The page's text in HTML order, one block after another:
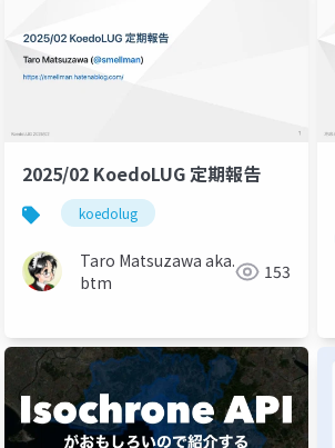
2025/02 KoedoLUG 定期報告
koedolug
Taro Matsuzawa aka.
btm
153